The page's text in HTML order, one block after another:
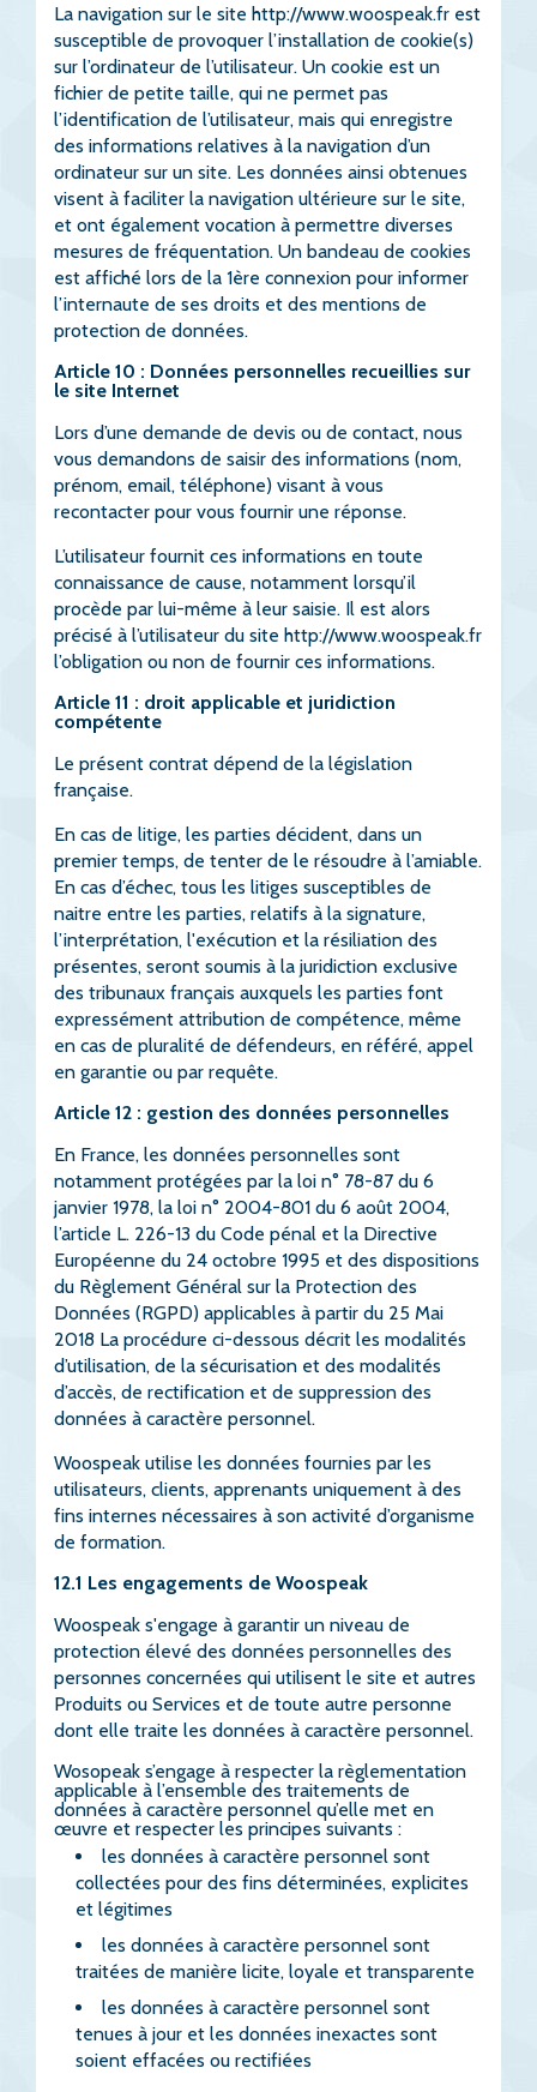
La navigation sur le site http://www.woospeak.fr est
susceptible de provoquer l’installation de cookie(s)
sur l’ordinateur de l’utilisateur. Un cookie est un
fichier de petite taille, qui ne permet pas
l’identification de l’utilisateur, mais qui enregistre
des informations relatives à la navigation d’un
ordinateur sur un site. Les données ainsi obtenues
visent à faciliter la navigation ultérieure sur le site,
et ont également vocation à permettre diverses
mesures de fréquentation. Un bandeau de cookies
est affiché lors de la 1ère connexion pour informer
l’internaute de ses droits et des mentions de
protection de données.
Article 10 : Données personnelles recueillies sur
le site Internet
Lors d’une demande de devis ou de contact, nous
vous demandons de saisir des informations (nom,
prénom, email, téléphone) visant à vous
recontacter pour vous fournir une réponse.
L’utilisateur fournit ces informations en toute
connaissance de cause, notamment lorsqu’il
procède par lui-même à leur saisie. Il est alors
précisé à l’utilisateur du site http://www.woospeak.fr
l’obligation ou non de fournir ces informations.
Article 11 : droit applicable et juridiction
compétente
Le présent contrat dépend de la législation
française.
En cas de litige, les parties décident, dans un
premier temps, de tenter de le résoudre à l’amiable.
En cas d’échec, tous les litiges susceptibles de
naitre entre les parties, relatifs à la signature,
l’interprétation, l'exécution et la résiliation des
présentes, seront soumis à la juridiction exclusive
des tribunaux français auxquels les parties font
expressément attribution de compétence, même
en cas de pluralité de défendeurs, en référé, appel
en garantie ou par requête.
Article 12 : gestion des données personnelles
En France, les données personnelles sont
notamment protégées par la loi n° 78-87 du 6
janvier 1978, la loi n° 2004-801 du 6 août 2004,
l’article L. 226-13 du Code pénal et la Directive
Européenne du 24 octobre 1995 et des dispositions
du Règlement Général sur la Protection des
Données (RGPD) applicables à partir du 25 Mai
2018 La procédure ci-dessous décrit les modalités
d’utilisation, de la sécurisation et des modalités
d’accès, de rectification et de suppression des
données à caractère personnel.
Woospeak utilise les données fournies par les
utilisateurs, clients, apprenants uniquement à des
fins internes nécessaires à son activité d’organisme
de formation.
12.1 Les engagements de Woospeak
Woospeak s'engage à garantir un niveau de
protection élevé des données personnelles des
personnes concernées qui utilisent le site et autres
Produits ou Services et de toute autre personne
dont elle traite les données à caractère personnel.
Wosopeak s’engage à respecter la règlementation
applicable à l’ensemble des traitements de
données à caractère personnel qu’elle met en
œuvre et respecter les principes suivants :
les données à caractère personnel sont
collectées pour des fins déterminées, explicites
et légitimes
les données à caractère personnel sont
traitées de manière licite, loyale et transparente
les données à caractère personnel sont
tenues à jour et les données inexactes sont
soient effacées ou rectifiées